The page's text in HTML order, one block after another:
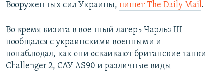
Вооруженных сил Украины, пишет The Daily Mail.
Во время визита в военный лагерь Чарльз III
пообщался с украинскими военными и
понаблюдал, как они осваивают британские танки
Challenger 2, САУ AS90 и различные виды